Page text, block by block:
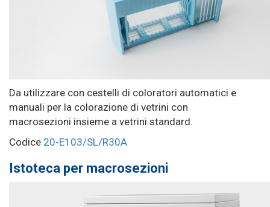
Da utilizzare con cestelli di coloratori automatici e
manuali per la colorazione di vetrini con
macrosezioni insieme a vetrini standard.
Codice 20-E103/SL/R30A
Istoteca per macrosezioni